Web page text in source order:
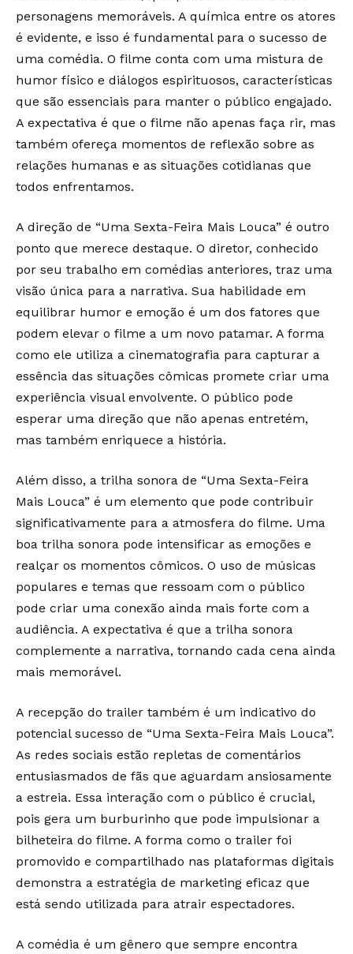
personagens memoráveis. A química entre os atores
é evidente, e isso é fundamental para o sucesso de
uma comédia. O filme conta com uma mistura de
humor físico e diálogos espirituosos, características
que são essenciais para manter o público engajado.
A expectativa é que o filme não apenas faça rir, mas
também ofereça momentos de reflexão sobre as
relações humanas e as situações cotidianas que
todos enfrentamos.
A direção de “Uma Sexta-Feira Mais Louca” é outro
ponto que merece destaque. O diretor, conhecido
por seu trabalho em comédias anteriores, traz uma
visão única para a narrativa. Sua habilidade em
equilibrar humor e emoção é um dos fatores que
podem elevar o filme a um novo patamar. A forma
como ele utiliza a cinematografia para capturar a
essência das situações cômicas promete criar uma
experiência visual envolvente. O público pode
esperar uma direção que não apenas entretém,
mas também enriquece a história.
Além disso, a trilha sonora de “Uma Sexta-Feira
Mais Louca” é um elemento que pode contribuir
significativamente para a atmosfera do filme. Uma
boa trilha sonora pode intensificar as emoções e
realçar os momentos cômicos. O uso de músicas
populares e temas que ressoam com o público
pode criar uma conexão ainda mais forte com a
audiência. A expectativa é que a trilha sonora
complemente a narrativa, tornando cada cena ainda
mais memorável.
A recepção do trailer também é um indicativo do
potencial sucesso de “Uma Sexta-Feira Mais Louca”.
As redes sociais estão repletas de comentários
entusiasmados de fãs que aguardam ansiosamente
a estreia. Essa interação com o público é crucial,
pois gera um burburinho que pode impulsionar a
bilheteira do filme. A forma como o trailer foi
promovido e compartilhado nas plataformas digitais
demonstra a estratégia de marketing eficaz que
está sendo utilizada para atrair espectadores.
A comédia é um gênero que sempre encontra